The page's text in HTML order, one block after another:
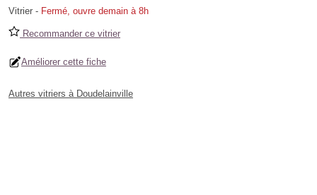
Vitrier - Fermé, ouvre demain à 8h
Recommander ce vitrier
Améliorer cette fiche
Autres vitriers à Doudelainville